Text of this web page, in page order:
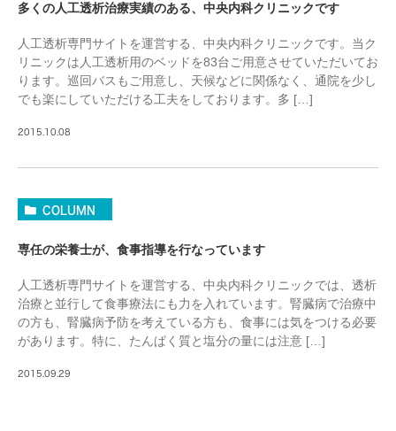
多くの人工透析治療実績のある、中央内科クリニックです
人工透析専門サイトを運営する、中央内科クリニックです。当ク
リニックは人工透析用のベッドを83台ご用意させていただいてお
ります。巡回バスもご用意し、天候などに関係なく、通院を少し
でも楽にしていただける工夫をしております。多 […]
2015.10.08
COLUMN
専任の栄養士が、食事指導を行なっています
人工透析専門サイトを運営する、中央内科クリニックでは、透析
治療と並行して食事療法にも力を入れています。腎臓病で治療中
の方も、腎臓病予防を考えている方も、食事には気をつける必要
があります。特に、たんぱく質と塩分の量には注意 […]
2015.09.29